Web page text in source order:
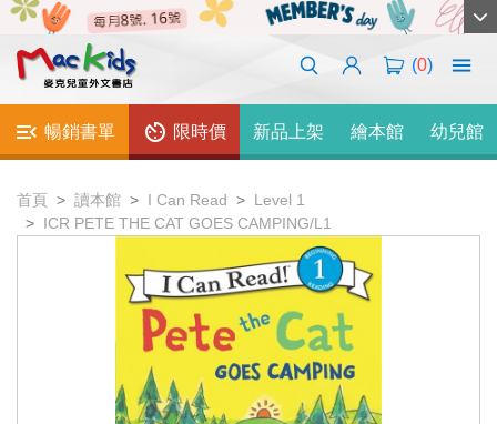
(0)
暢銷書單 限時價 新品上架 繪本館 幼兒館
首頁 讀本館 I Can Read
Level 1
ICR PETE THE CAT GOES CAMPING/L1